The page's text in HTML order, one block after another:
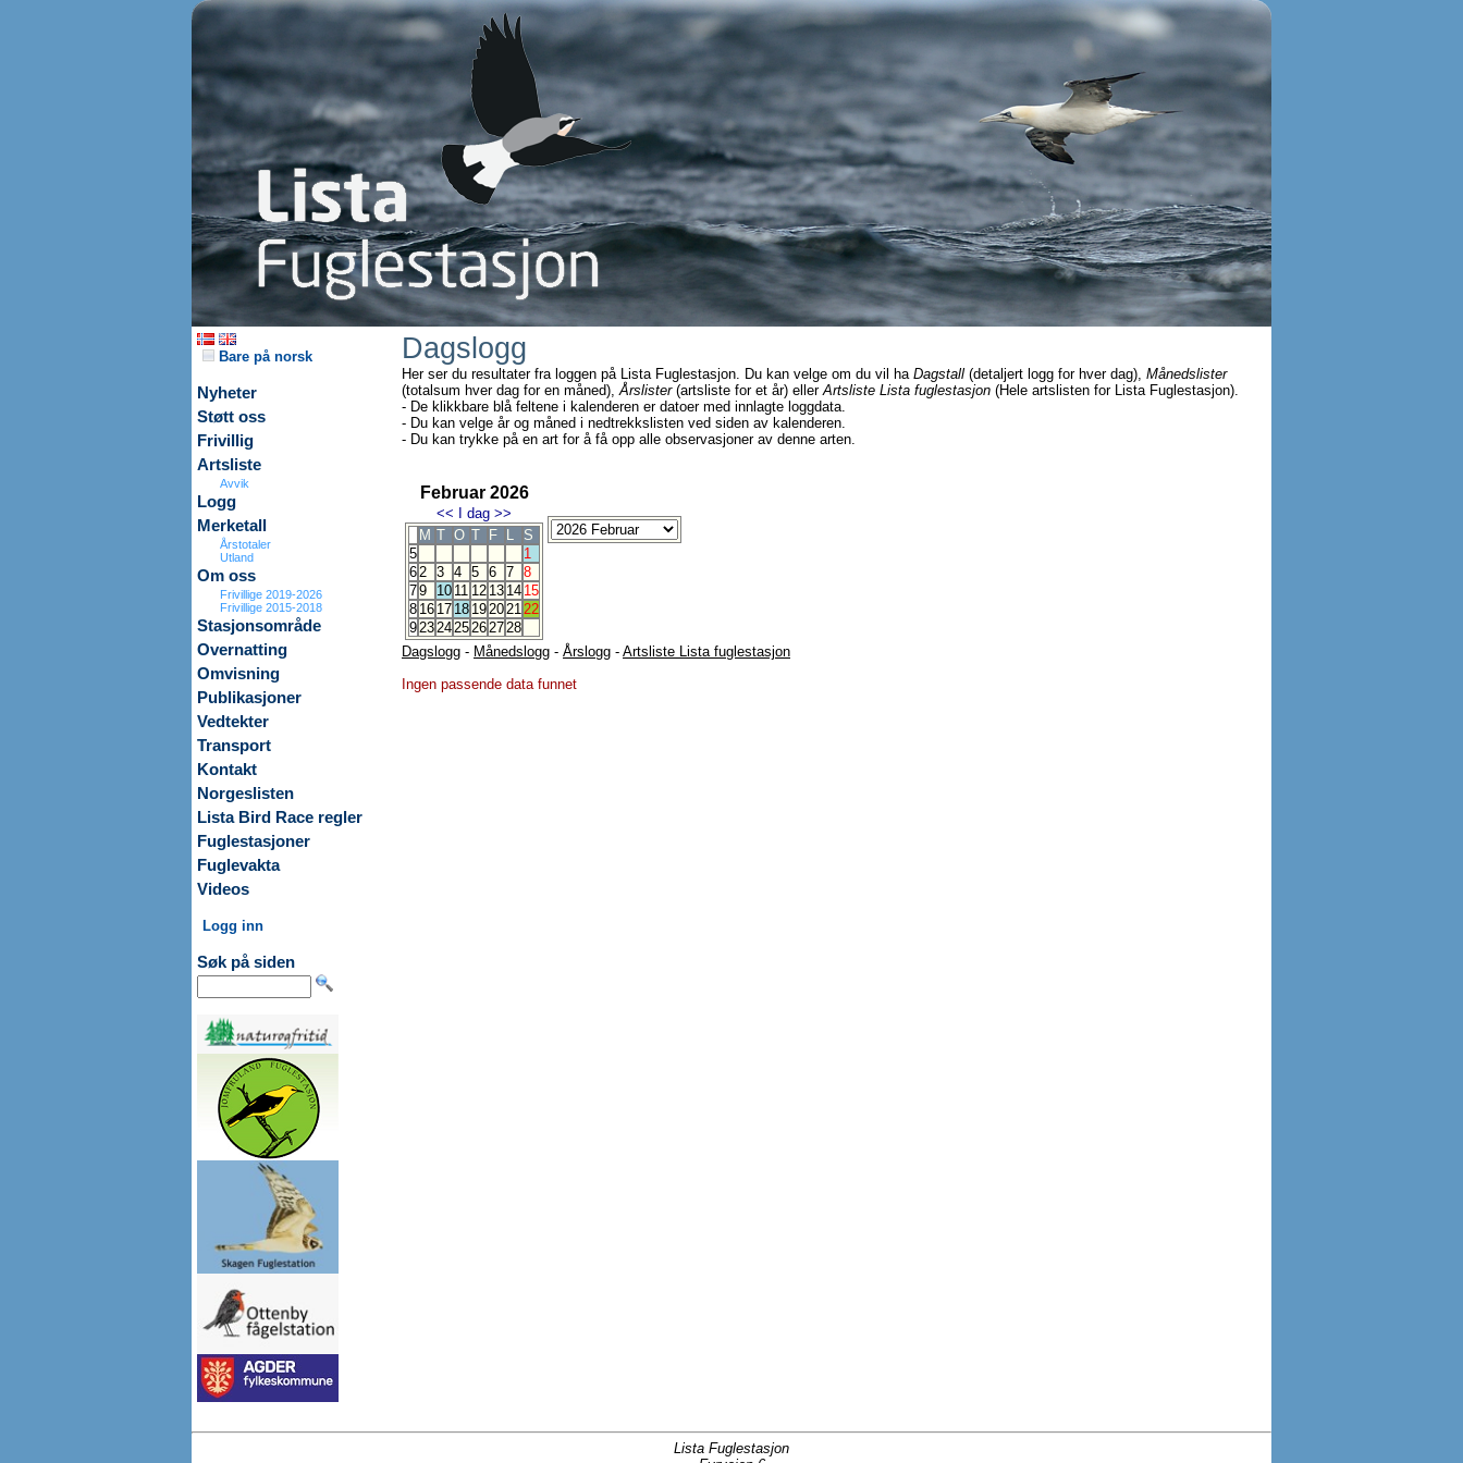
Bare på norsk
Nyheter
Støtt oss
Frivillig
Artsliste
Avvik
Logg
Merketall
Årstotaler
Utland
Om oss
Frivillige 2019-2026
Frivillige 2015-2018
Stasjonsområde
Overnatting
Omvisning
Publikasjoner
Vedtekter
Transport
Kontakt
Norgeslisten
Lista Bird Race regler
Fuglestasjoner
Fuglevakta
Videos
Logg inn
Søk på siden
Dagslogg
Her ser du resultater fra loggen på Lista Fuglestasjon. Du kan velge om du vil ha Dagstall (detaljert logg for hver dag), Månedslister
(totalsum hver dag for en måned),Årslister(artsliste for et år) ellerArtsliste Lista fuglestasjon (Hele artslisten for Lista Fuglestasjon).
- De klikkbare blå feltene i kalenderen er datoer med innlagte loggdata.
- Du kan velge år og måned i nedtrekkslisten ved siden av kalenderen.
- Du kan trykke på en art for å få opp alle observasjoner av denne arten.
Februar 2026
<< I dag >>
M T O T F L
S
5
1
62 3 4 5 6 7 8
79 10 11 12 13 14 15
8 16 17 18 19202122
9232425262728
Dagslogg - Månedslogg - Årslogg - Artsliste Lista fuglestasjon
Ingen passende data funnet
Lista Fuglestasjon